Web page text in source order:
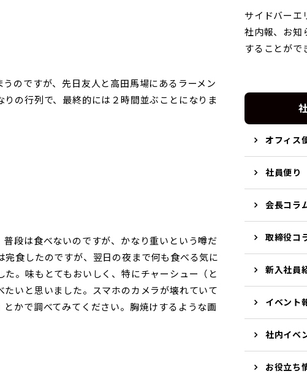
のですが、先日友人と高田馬場にあるラーメン
の行列で、最終的には２時間並ぶことになりま
段は食べないのですが、かなり重いという噂だ
食したのですが、翌日の夜まで何も食べる気に
。味もとてもおいしく、特にチャーシュー（と
いと思いました。スマホのカメラが壊れていて
かで調べてみてください。胸焼けするような画
サイドバーエ
社内報、お知
することがで
オフィス
社員便り
会長コラ
取締役コ
新入社員
イベント
社内イベ
お役立ち